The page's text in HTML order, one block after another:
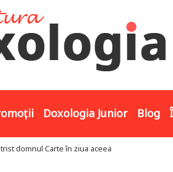
Doxologia Junior Blog
domnul Carte în ziua aceea